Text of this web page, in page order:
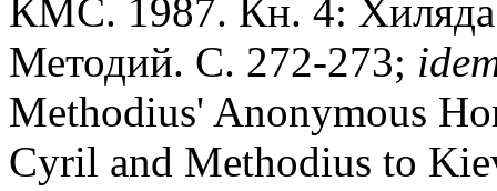
КМС. 1987. Кн. 4: Хиляда
Методий. С. 272-273;
Methodius' Anonymous
Cyril and Methodius to